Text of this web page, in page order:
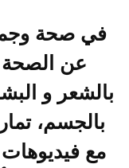
في صحة
عن الصحة
بالشعر و
بالجسم،
مع